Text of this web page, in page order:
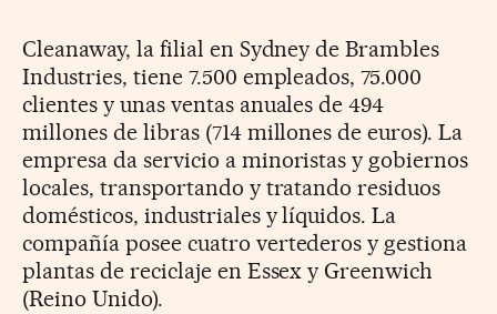
Cleanaway, la filial en Sydney de Brambles
Industries, tiene 7.500 empleados, 75.000
clientes y unas ventas anuales de 494
millones de libras (714 millones de euros). La
empresa da servicio a minoristas y gobiernos
locales, transportando y tratando residuos
domésticos, industriales y líquidos. La
compañía posee cuatro vertederos y gestiona
plantas de reciclaje en Essex y Greenwich
(Reino Unido).